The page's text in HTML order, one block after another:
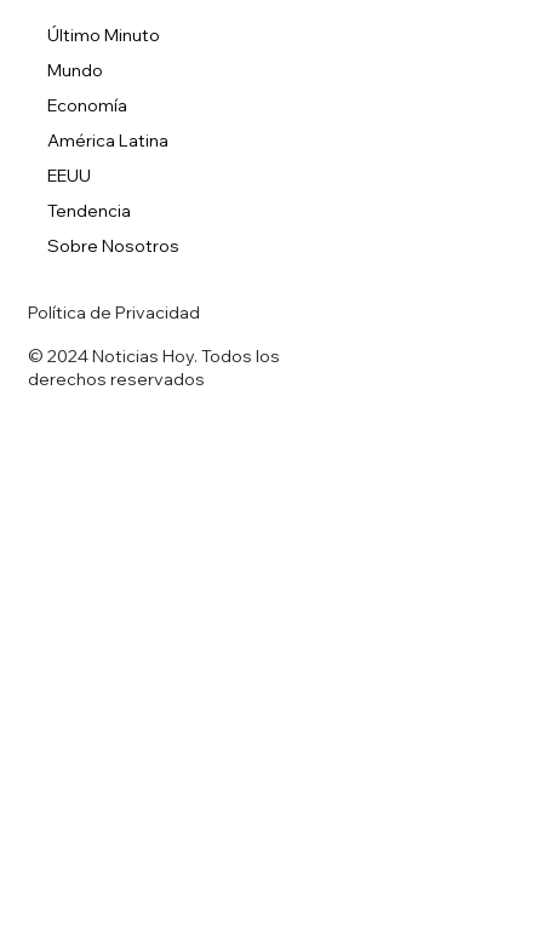
Último Minuto
Mundo
Economía
América Latina
EEUU
Tendencia
Sobre Nosotros
Política de Privacidad
© 2024 Noticias Hoy. Todos los
derechos reservados